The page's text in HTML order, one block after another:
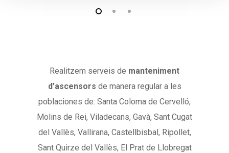
Realitzem serveis de manteniment
d’ascensors de manera regular a les
poblaciones de: Santa Coloma de Cervelló,
Molins de Rei, Viladecans, Gavà, Sant Cugat
del Vallès, Vallirana, Castellbisbal, Ripollet,
Sant Quirze del Vallès, El Prat de Llobregat